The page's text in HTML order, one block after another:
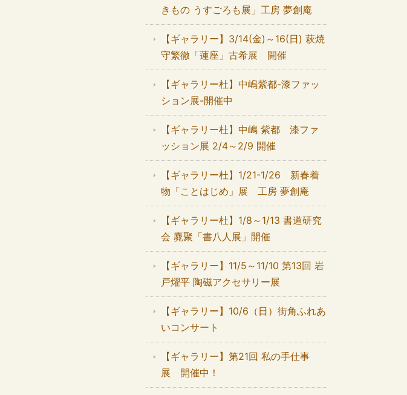
きもの うすごろも展」工房 夢創庵
【ギャラリー】3/14(金)～16(日) 萩焼
守繁徹「蓮座」古希展 開催
【ギャラリー杜】中嶋紫都-漆ファッ
ション展-開催中
【ギャラリー杜】中嶋 紫都 漆ファ
ッション展 2/4～2/9 開催
【ギャラリー杜】1/21-1/26 新春着
物「ことはじめ」展 工房 夢創庵
【ギャラリー杜】1/8～1/13 書道研究
会 麑聚「書八人展」開催
【ギャラリー】11/5～11/10 第13回 岩
戸燿平 陶磁アクセサリー展
【ギャラリー】10/6（日）街角ふれあ
いコンサート
【ギャラリー】第21回 私の手仕事
展 開催中！